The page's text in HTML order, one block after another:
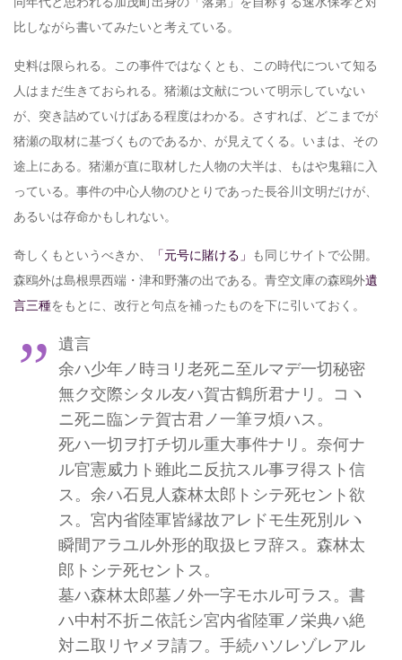
比しながら書いてみたいと考えている。
史料は限られる。この事件ではなくとも、この時代について知る
人はまだ生きておられる。猪瀬は文献について明示していない
が、突き詰めていけばある程度はわかる。さすれば、どこまでが
猪瀬の取材に基づくものであるか、が見えてくる。いまは、その
途上にある。猪瀬が直に取材した人物の大半は、もはや鬼籍に入
っている。事件の中心人物のひとりであった長谷川文明だけが、
あるいは存命かもしれない。
奇しくもというべきか、 「元号に賭ける」 も同じサイトで公開。
森鴎外は島根県西端・津和野藩の出である。青空文庫の森鴎外遺
言三種をもとに、改行と句点を補ったものを下に引いておく。
遺言
余ハ少年ノ時ヨリ老死ニ至ルマデ一切秘密
無ク交際シタル友ハ賀古鶴所君ナリ。コヽ
ニ死ニ臨ンテ賀古君ノ一筆ヲ煩ハス。
死ハ一切ヲ打チ切ル重大事件ナリ。奈何ナ
ル官憲威力ト雖此ニ反抗スル事ヲ得スト信
ス。余ハ石見人森林太郎トシテ死セント欲
ス。宮内省陸軍皆縁故アレドモ生死別ルヽ
瞬間アラユル外形的取扱ヒヲ辞ス。森林太
郎トシテ死セントス。
墓ハ森林太郎墓ノ外一字モホル可ラス。書
ハ中村不折ニ依託シ宮内省陸軍ノ栄典ハ絶
対ニ取リヤメヲ請フ。手続ハソレゾレアル